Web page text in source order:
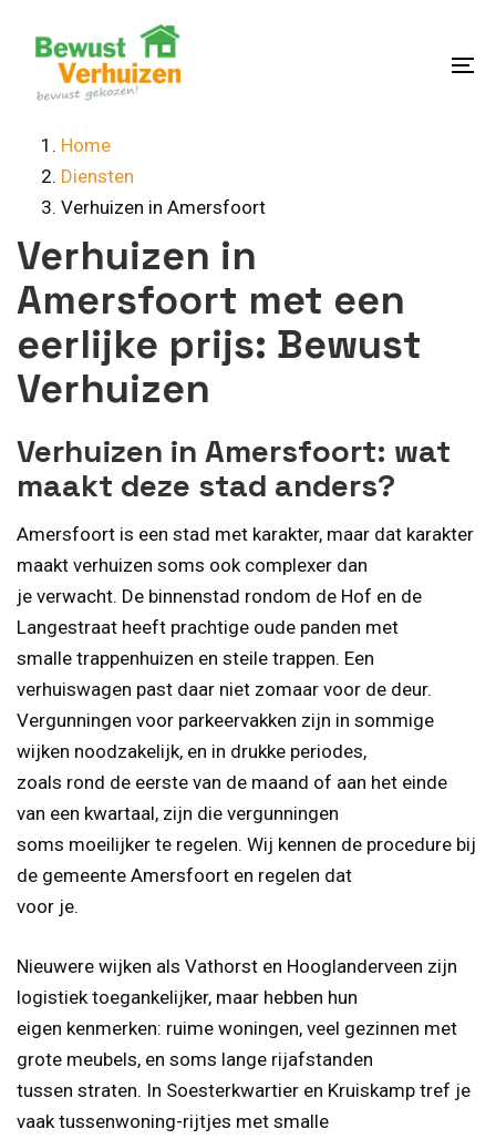
content
Home
Diensten
Verhuizen in Amersfoort
Verhuizen in
Amersfoort met een
eerlijke prijs: Bewust
Verhuizen
Verhuizen in Amersfoort: wat
maakt deze stad anders?
Amersfoort is een stad met karakter, maar dat karakter
maakt verhuizen soms ook complexer dan
je verwacht. De binnenstad rondom de Hof en de
Langestraat heeft prachtige oude panden met
smalle trappenhuizen en steile trappen. Een
verhuiswagen past daar niet zomaar voor de deur.
Vergunningen voor parkeervakken zijn in sommige
wijken noodzakelijk, en in drukke periodes,
zoals rond de eerste van de maand of aan het einde
van een kwartaal, zijn die vergunningen
soms moeilijker te regelen. Wij kennen de procedure bij
de gemeente Amersfoort en regelen dat
voor je.
Nieuwere wijken als Vathorst en Hooglanderveen zijn
logistiek toegankelijker, maar hebben hun
eigen kenmerken: ruime woningen, veel gezinnen met
grote meubels, en soms lange rijafstanden
tussen straten. In Soesterkwartier en Kruiskamp tref je
vaak tussenwoning-rijtjes met smalle